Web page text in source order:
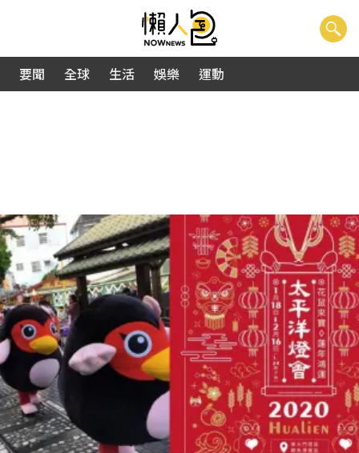
要聞 全球 生活 娛樂 運動